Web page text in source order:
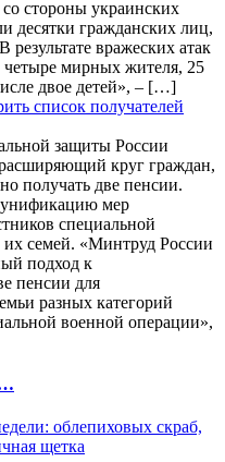
со стороны украинских
десятки гражданских лиц,
вражеских атак
мирных жителя, 25
двое детей», – […]
список получателей
защиты России
круг граждан,
получать две пенсии.
мер
специальной
семей. «Минтруд России
подход к
пенсии для
разных категорий
военной операции»,
облепиховых скраб,
щетка